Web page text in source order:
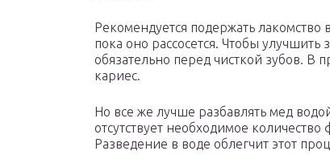
Рекомендуется подержать лакомство
пока оно рассосется. Чтобы
обязательно перед чисткой зубов. В
кариес.
Но все же лучше разбавлять мед
отсутствует необходимое
Разведение в воде облегчит этот